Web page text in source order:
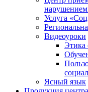
Услуга
Видеоуроки
Этика
Ясный язык